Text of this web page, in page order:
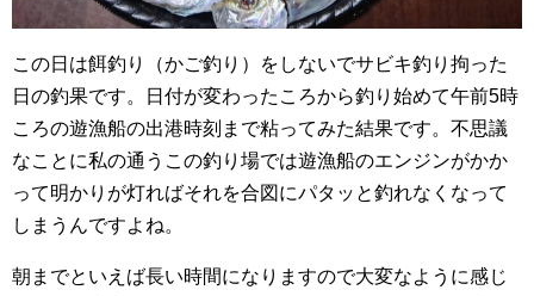
この日は餌釣り（かご釣り）をしないでサビキ釣り拘った
日の釣果です。日付が変わったころから釣り始めて午前5時
ころの遊漁船の出港時刻まで粘ってみた結果です。不思議
なことに私の通うこの釣り場では遊漁船のエンジンがかか
って明かりが灯ればそれを合図にパタッと釣れなくなって
しまうんですよね。
朝までといえば長い時間になりますので大変なように感じ